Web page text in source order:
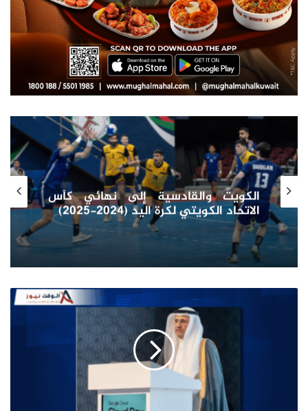
كأس العالم للأندية للقدم.. بايرن ميونخ
يفوز على بوكا جونيورز (2 – 1)
وزير